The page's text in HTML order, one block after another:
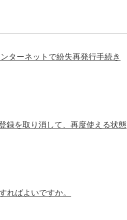
ターネットで紛失再発行手続き
録を取り消して、再度使える状態
ればよいですか。